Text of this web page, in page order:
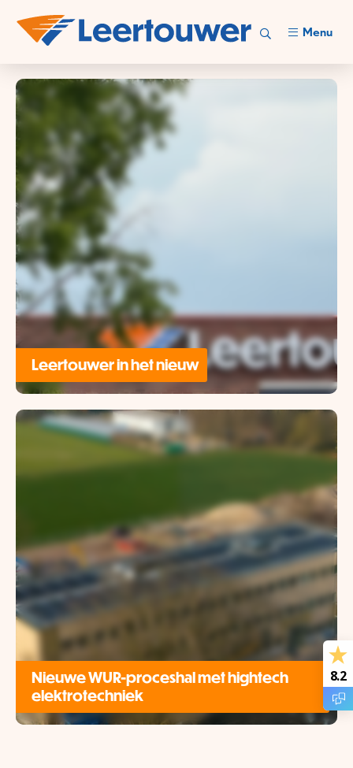
Menu
Leertouwer is partner in
complexe elektro-,
beveiligings- en
besturingstechniek.
Leer ons kennen!
Bekijk onze vacatures
Leertouwer in het nieuw
Nieuwe WUR-proceshal met hightech
elektrotechniek
8.2